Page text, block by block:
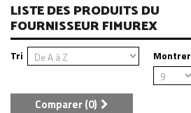
LISTE DES PRODUITS DU
FOURNISSEUR FIMUREX
Tri Montrer
Comparer (0)